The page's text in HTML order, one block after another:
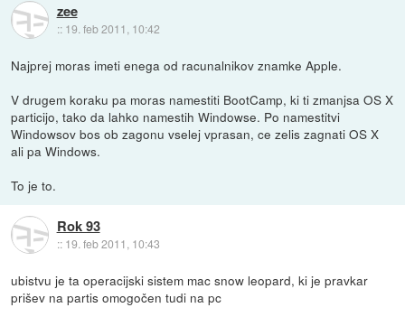
zee
:: 19. feb 2011, 10:42
Najprej moras imeti enega od racunalnikov znamke Apple.
V drugem koraku pa moras namestiti BootCamp, ki ti zmanjsa OS X
particijo, tako da lahko namestih Windowse. Po namestitvi
Windowsov bos ob zagonu vselej vprasan, ce zelis zagnati OS X
ali pa Windows.
To je to.
Rok 93
:: 19. feb 2011, 10:43
ubistvu je ta operacijski sistem mac snow leopard, ki je pravkar
prišev na partis omogočen tudi na pc